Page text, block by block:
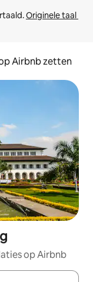
Originele taal
Airbnb zetten
op Airbnb